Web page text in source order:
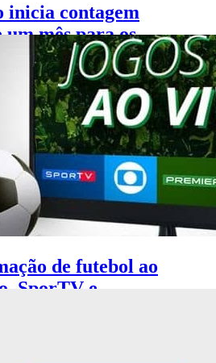
inicia contagem
um mês para os
de Tóquio
de futebol ao
SporTV e